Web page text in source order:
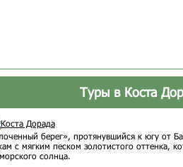
Туры в Коста
берег», протянувшийся к югу от
с мягким песком золотистого оттенка,
солнца.